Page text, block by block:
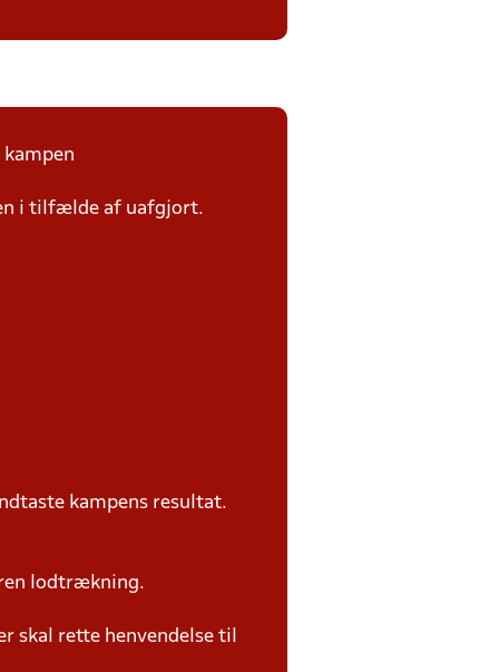
kampen
i tilfælde af uafgjort.
kampens resultat.
ren lodtrækning.
skal rette henvendelse til